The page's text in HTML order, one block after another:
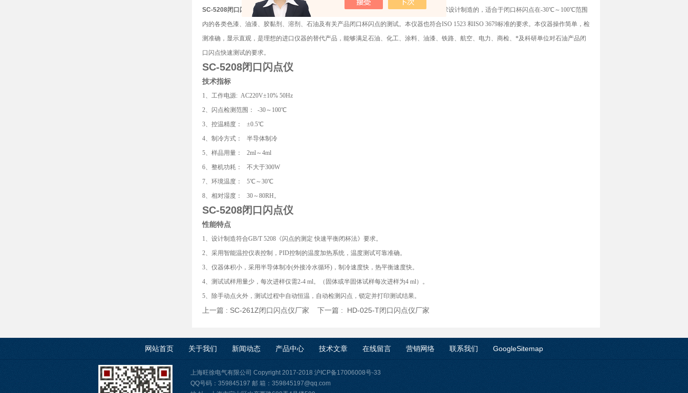
SC-5208闭口闪点仪
是按照国家标准GB/T 5208《闪点的测定 快速平衡闭杯法》规定的要求设计制造的，适合于闭口杯闪点在-30℃～100℃范围
内的各类色漆、油漆、胶黏剂、溶剂、石油及有关产品闭口杯闪点的测试。本仪器也符合ISO 1523 和ISO 3679标准的要求。本仪器操作简单，检
测准确，显示直观，是理想的进口仪器的替代产品，能够满足石油、化工、涂料、油漆、铁路、航空、电力、商检、*及科研单位对石油产品闭
口闪点快速测试的要求。
SC-5208闭口闪点仪
技术指标
1、工作电源: AC220V±10% 50Hz
2、闪点检测范围： -30～100℃
3、控温精度： ±0.5℃
4、制冷方式： 半导体制冷
5、样品用量： 2ml～4ml
6、整机功耗： 不大于300W
7、环境温度： 5℃～30℃
8、相对湿度： 30～80RH。
SC-5208闭口闪点仪
性能特点
1、设计制造符合GB/T 5208《闪点的测定 快速平衡闭杯法》要求。
2、采用智能温控仪表控制，PID控制的温度加热系统，温度测试可靠准确。
3、仪器体积小，采用半导体制冷(外接冷水循环)，制冷速度快，热平衡速度快。
4、测试试样用量少，每次进样仅需2-4 ml。（固体或半固体试样每次进样为4 ml）。
5、除手动点火外，测试过程中自动恒温，自动检测闪点，锁定并打印测试结果。
上一篇 : SC-261Z闭口闪点仪厂家 下一篇 : HD-025-T闭口闪点仪厂家
网站首页 关于我们 新闻动态 产品中心 技术文章 在线留言 营销网络 联系我们 GoogleSitemap
上海旺徐电气有限公司 Copyright 2017-2018 沪ICP备17006008号-33
QQ号码：359845197 邮 箱：359845197@qq.com